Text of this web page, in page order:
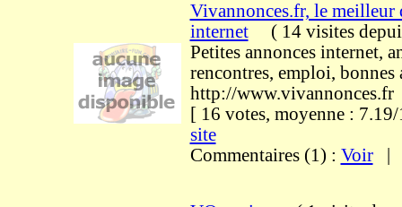
Vivannonces.fr, le meilleur
internet(14 visites
Petites annonces internet,
rencontres, emploi, bonnes
http://www.vivannonces.fr
[ 16 votes, moyenne :
site
Commentaires (1) : Voir